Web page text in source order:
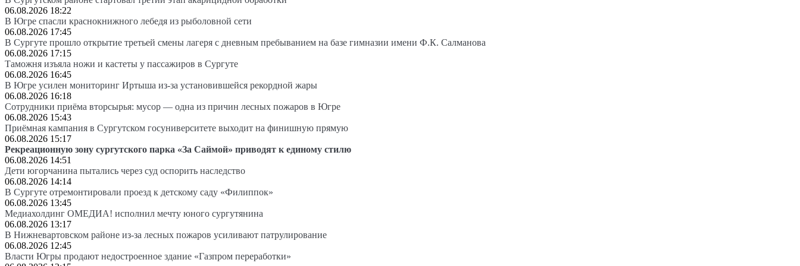
06.08.2026 18:22
В Югре спасли краснокнижного лебедя из рыболовной сети
06.08.2026 17:45
В Сургуте прошло открытие третьей смены лагеря с дневным пребыванием на базе гимназии имени Ф.К. Салманова
06.08.2026 17:15
Таможня изъяла ножи и кастеты у пассажиров в Сургуте
06.08.2026 16:45
В Югре усилен мониторинг Иртыша из-за установившейся рекордной жары
06.08.2026 16:18
Сотрудники приёма вторсырья: мусор — одна из причин лесных пожаров в Югре
06.08.2026 15:43
Приёмная кампания в Сургутском госуниверситете выходит на финишную прямую
06.08.2026 15:17
Рекреационную зону сургутского парка «За Саймой» приводят к единому стилю
06.08.2026 14:51
Дети югорчанина пытались через суд оспорить наследство
06.08.2026 14:14
В Сургуте отремонтировали проезд к детскому саду «Филиппок»
06.08.2026 13:45
Медиахолдинг ОМЕДИА! исполнил мечту юного сургутянина
06.08.2026 13:17
В Нижневартовском районе из-за лесных пожаров усиливают патрулирование
06.08.2026 12:45
Власти Югры продают недостроенное здание «Газпром переработки»